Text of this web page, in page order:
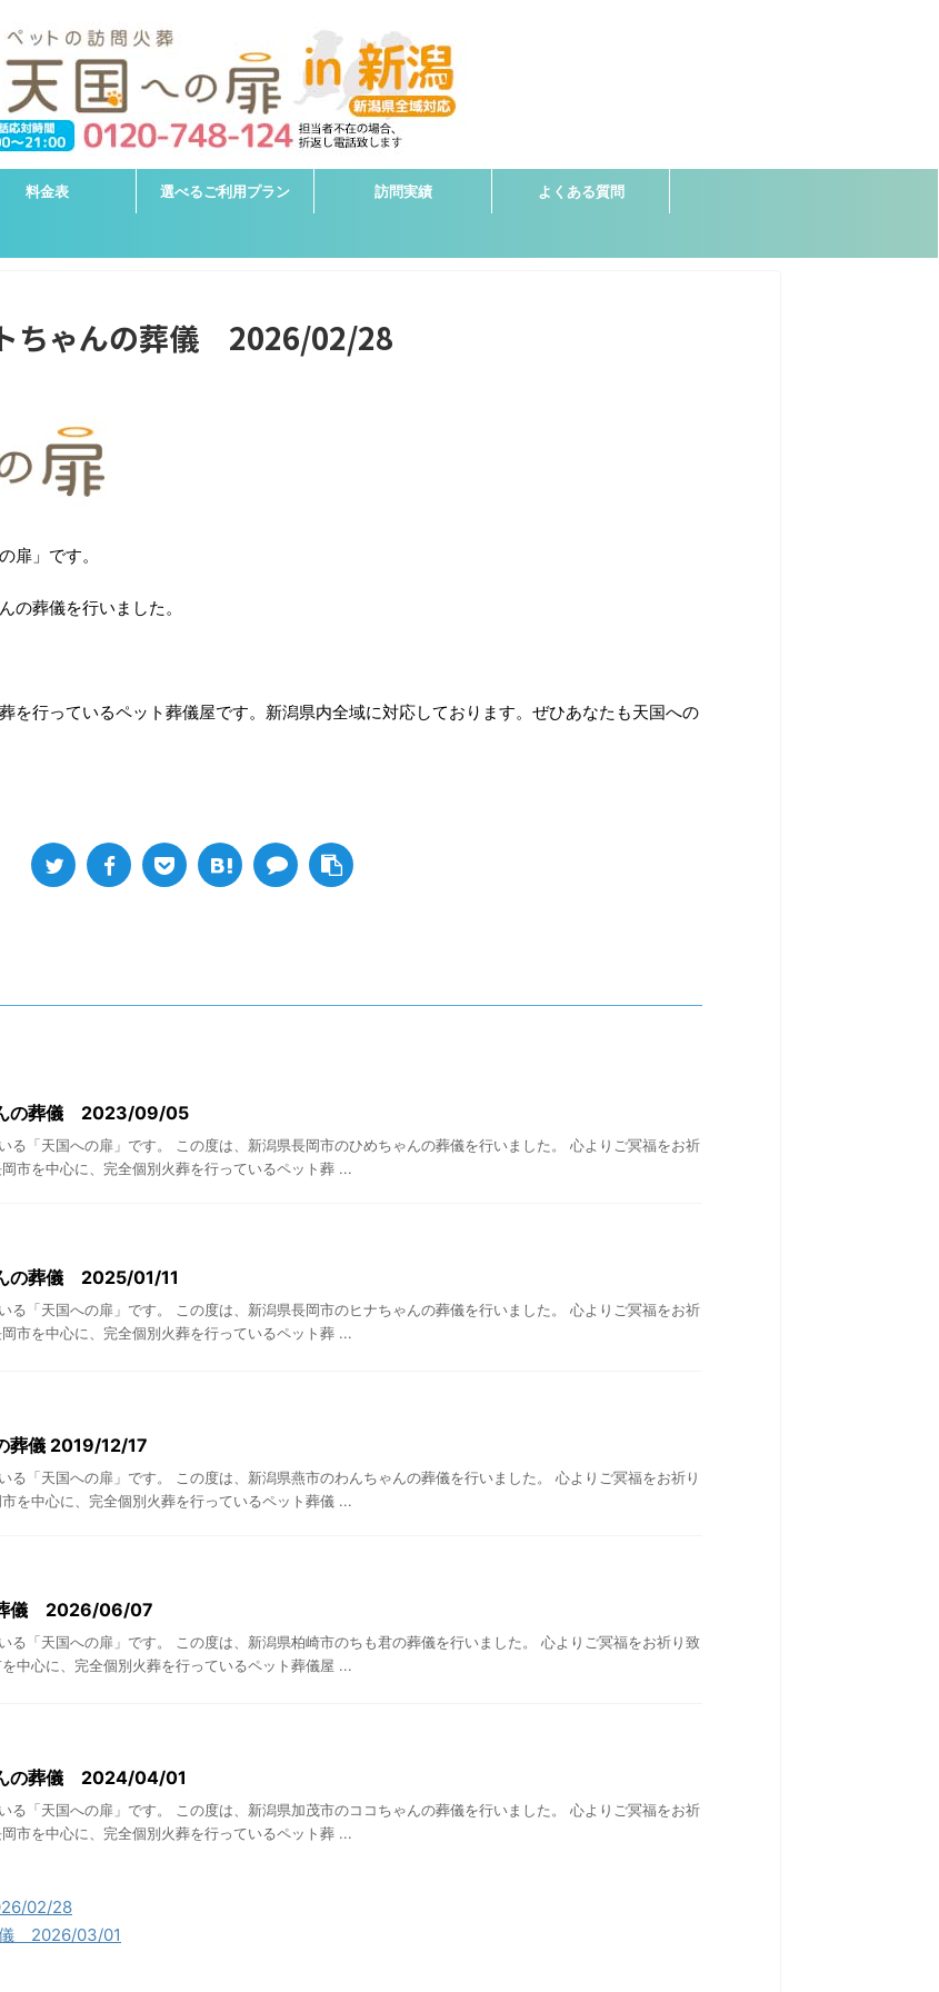
料金表 選べるご利用プラン 訪問実績 よくある質問
ちゃんの葬儀 2026/02/28
扉」です。
の葬儀を行いました。
を行っているペット葬儀屋です。新潟県内全域に対応しております。ぜひあなたも天国への
んの葬儀 2023/09/05
る「天国への扉」です。 この度は、新潟県長岡市のひめちゃんの葬儀を行いました。 心よりご冥福をお祈
市を中心に、完全個別火葬を行っているペット葬 ...
の葬儀 2025/01/11
る「天国への扉」です。 この度は、新潟県長岡市のヒナちゃんの葬儀を行いました。 心よりご冥福をお祈
市を中心に、完全個別火葬を行っているペット葬 ...
葬儀 2019/12/17
る「天国への扉」です。 この度は、新潟県燕市のわんちゃんの葬儀を行いました。 心よりご冥福をお祈り
を中心に、完全個別火葬を行っているペット葬儀 ...
葬儀 2026/06/07
る「天国への扉」です。 この度は、新潟県柏崎市のちも君の葬儀を行いました。 心よりご冥福をお祈り致
中心に、完全個別火葬を行っているペット葬儀屋 ...
の葬儀 2024/04/01
る「天国への扉」です。 この度は、新潟県加茂市のココちゃんの葬儀を行いました。 心よりご冥福をお祈
市を中心に、完全個別火葬を行っているペット葬 ...
02/28
儀 2026/03/01